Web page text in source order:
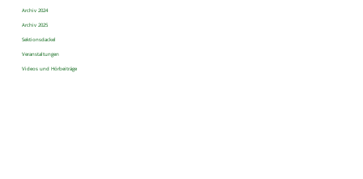
Archiv 2024
Archiv 2025
Sektionsdackel
Veranstaltungen
Videos und Hörbeiträge